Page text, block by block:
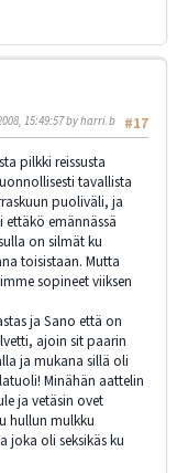
#17
15:49:57 by harri.b
pilkki reissusta
tavallista
puoliväli, ja
emännässä
on silmät ku
toisistaan. Mutta
sopineet viiksen
ja Sano että on
ajoin sit paarin
ja mukana sillä oli
Minähän aattelin
ja vetäsin ovet
hullun mulkku
joka oli seksikäs ku